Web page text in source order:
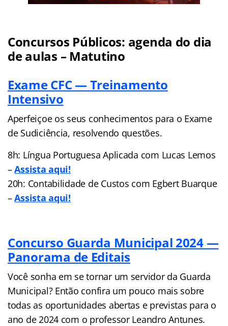
Concursos Públicos: agenda do dia
de aulas – Matutino
Exame CFC — Treinamento
Intensivo
Aperfeiçoe os seus conhecimentos para o Exame
de Sudiciência, resolvendo questões.
8h: Língua Portuguesa Aplicada com Lucas Lemos
–Assista aqui!
20h: Contabilidade de Custos com Egbert Buarque
–Assista aqui!
Concurso Guarda Municipal 2024 —
Panorama de Editais
Você sonha em se tornar um servidor da Guarda
Municipal? Então confira um pouco mais sobre
todas as oportunidades abertas e previstas para o
ano de 2024 com o professor Leandro Antunes.